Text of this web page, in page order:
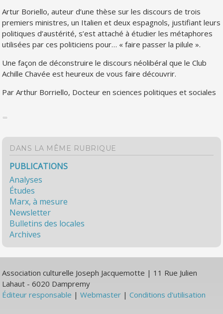
Artur Boriello, auteur d’une thèse sur les discours de trois
premiers ministres, un Italien et deux espagnols, justifiant leurs
politiques d’austérité, s’est attaché à étudier les métaphores
utilisées par ces politiciens pour… « faire passer la pilule ».
Une façon de déconstruire le discours néolibéral que le Club
Achille Chavée est heureux de vous faire découvrir.
Par Arthur Borriello, Docteur en sciences politiques et sociales
DANS LA MÊME RUBRIQUE
PUBLICATIONS
Analyses
Études
Marx, à mesure
Newsletter
Bulletins des locales
Archives
Association culturelle Joseph Jacquemotte | 11 Rue Julien
Lahaut - 6020 Dampremy
Éditeur responsable |Webmaster |Conditions d'utilisation